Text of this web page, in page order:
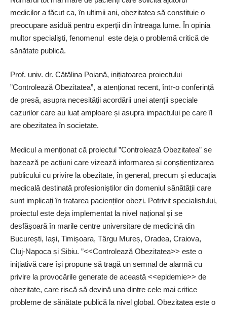
medicilor a făcut ca, în ultimii ani, obezitatea să constituie o
preocupare asiduă pentru experții din întreaga lume. În opinia
multor specialiști, fenomenul este deja o problemă critică de
sănătate publică.
Prof. univ. dr. Cătălina Poiană, inițiatoarea proiectului
”Controlează Obezitatea”, a atenționat recent, într-o conferință
de presă, asupra necesității acordării unei atenții speciale
cazurilor care au luat amploare și asupra impactului pe care îl
are obezitatea în societate.
Medicul a menționat că proiectul ”Controlează Obezitatea” se
bazează pe acțiuni care vizează informarea și conștientizarea
publicului cu privire la obezitate, în general, precum și educația
medicală destinată profesioniștilor din domeniul sănătății care
sunt implicați în tratarea pacienților obezi. Potrivit specialistului,
proiectul este deja implementat la nivel național și se
desfășoară în marile centre universitare de medicină din
București, Iași, Timișoara, Târgu Mureș, Oradea, Craiova,
Cluj-Napoca și Sibiu. ”<<Controlează Obezitatea>> este o
inițiativă care își propune să tragă un semnal de alarmă cu
privire la provocările generate de această <<epidemie>> de
obezitate, care riscă să devină una dintre cele mai critice
probleme de sănătate publică la nivel global. Obezitatea este o